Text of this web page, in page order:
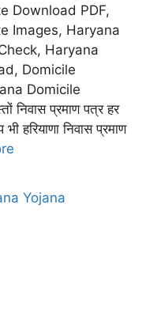
Download PDF,
Images, Haryana
Haryana
Domicile
Domicile
प्रमाण पत्र हर
हरियाणा निवास प्रमाण
Yojana